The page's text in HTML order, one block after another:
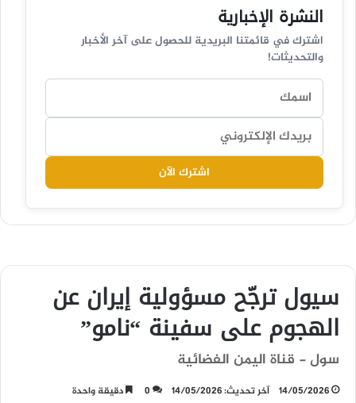
النشرة الإخبارية
اشترك في قائمتنا البريدية للحصول على آخر الأخبار
والتحديثات!
اشترك الآن